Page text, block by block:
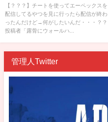
に行ったら配信が終わったんだ
けど→何がしたいん
だ・・・？？
【？？？】チートを使ってエーペックスを
配信してるやつを見に行ったら配信が終わ
ったんだけど→何がしたいんだ・・・？？
投稿者「露骨にウォールハ...
管理人Twitter